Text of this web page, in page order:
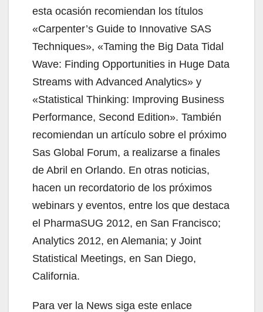
esta ocasión recomiendan los títulos
«Carpenter’s Guide to Innovative SAS
Techniques», «Taming the Big Data Tidal
Wave: Finding Opportunities in Huge Data
Streams with Advanced Analytics» y
«Statistical Thinking: Improving Business
Performance, Second Edition». También
recomiendan un artículo sobre el próximo
Sas Global Forum, a realizarse a finales
de Abril en Orlando. En otras noticias,
hacen un recordatorio de los próximos
webinars y eventos, entre los que destaca
el PharmaSUG 2012, en San Francisco;
Analytics 2012, en Alemania; y Joint
Statistical Meetings, en San Diego,
California.
Para ver la News siga este enlace